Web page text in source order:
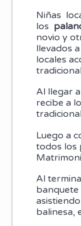
Niñas
los
novio y
llevados
locales
Al llegar
recibe a
Luego a
todos los
Al
banquete
balinesa,